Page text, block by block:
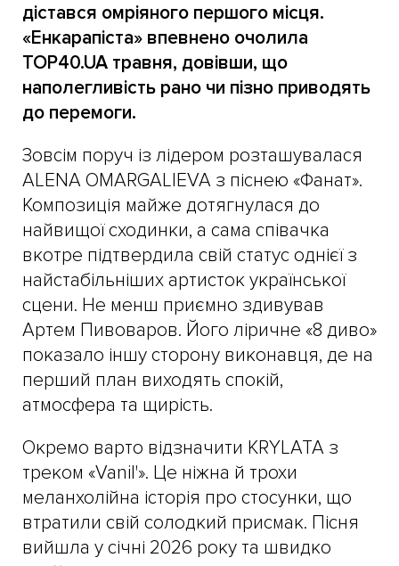
дістався омріяного першого місця.
«Енкарапіста» впевнено очолила
TOP40.UA травня, довівши, що
наполегливість рано чи пізно приводять
до перемоги.
Зовсім поруч із лідером розташувалася
ALENA OMARGALIEVA з піснею «Фанат».
Композиція майже дотягнулася до
найвищої сходинки, а сама співачка
вкотре підтвердила свій статус однієї з
найстабільніших артисток української
сцени. Не менш приємно здивував
Артем Пивоваров. Його ліричне «8 диво»
показало іншу сторону виконавця, де на
перший план виходять спокій,
атмосфера та щирість.
Окремо варто відзначити KRYLATA з
треком «Vanil'». Це ніжна й трохи
меланхолійна історія про стосунки, що
втратили свій солодкий присмак. Пісня
вийшла у січні 2026 року та швидко